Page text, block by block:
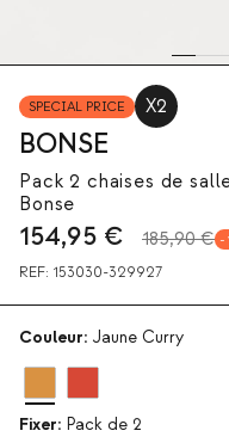
SPECIAL PRICE X2
BONSE
Pack 2 chaises de
Bonse
154,95 € 185,90 €
REF: 153030-329927
Couleur: Jaune Curry
Fixer: Pack de 2